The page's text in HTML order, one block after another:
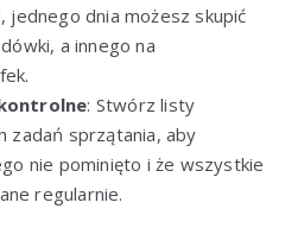
jednego dnia możesz skupić
a innego na
: Stwórz listy
zadań sprzątania, aby
nie pominięto i że wszystkie
regularnie.